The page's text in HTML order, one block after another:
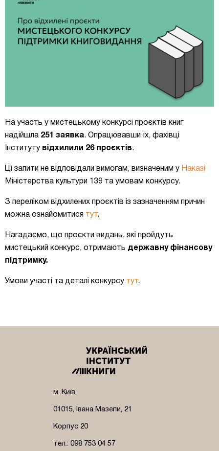
На участь у мистецькому конкурсі проєктів книг
надійшла 251 заявка. Опрацювавши їх, фахівці
Інституту відхилили 26 проєктів.
Ці запити не відповідали вимогам, визначеним у Наказі
Міністерства культури 139 та умовам конкурсу.
З переліком відхилених проєктів із зазначенням причин
можна ознайомитися тут.
Нагадаємо, що проєкти видань, які пройдуть
мистецький конкурс, отримають державну фінансову
підтримку.
Умови участі та деталі конкурсу тут.
м. Київ,
01015, Івана Мазепи, 21
Корпус 20
тел.: 098 753 04 57